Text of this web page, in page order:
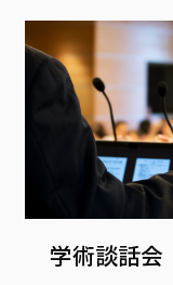
学術談話会